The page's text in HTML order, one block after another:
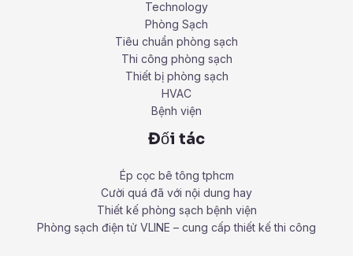
Technology
Phòng Sạch
Tiêu chuẩn phòng sạch
Thi công phòng sạch
Thiết bị phòng sạch
HVAC
Bệnh viện
Đối tác
Ép cọc bê tông tphcm
Cười quá đã với nội dung hay
Thiết kế phòng sạch bệnh viện
Phòng sạch điện tử VLINE – cung cấp thiết kế thi công